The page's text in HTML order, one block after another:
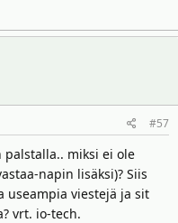
#57
miksi ei ole
napin lisäksi)? Siis
useampia viestejä ja sit
vrt. io-tech.